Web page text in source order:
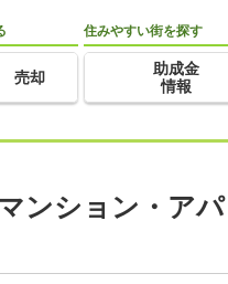
売却
住みやすい街を探す
助成金
情報
ンション・アパ